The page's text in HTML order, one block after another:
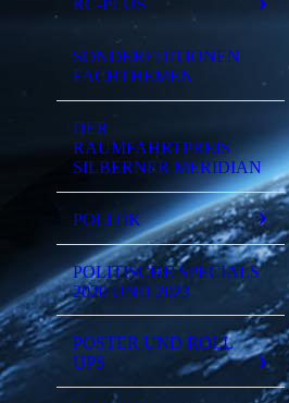
RC-PLUS
SONDEREDITIONEN
FACHTHEMEN
DER
RAUMFAHRTPREIS
SILBERNER MERIDIAN
POLITIK
POLITISCHE SPECIALS
2020 UND 2023
POSTER UND ROLL
UPS